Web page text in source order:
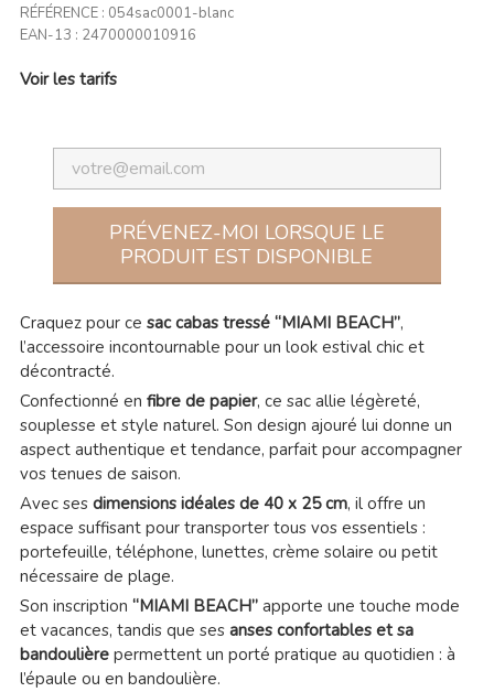
RÉFÉRENCE : 054sac0001-blanc
EAN-13 : 2470000010916
Voir les tarifs
PRÉVENEZ-MOI LORSQUE LE
PRODUIT EST DISPONIBLE
Craquez pour ce sac cabas tressé “MIAMI BEACH”,
l’accessoire incontournable pour un look estival chic et
décontracté.
Confectionné en fibre de papier, ce sac allie légèreté,
souplesse et style naturel. Son design ajouré lui donne un
aspect authentique et tendance, parfait pour accompagner
vos tenues de saison.
Avec ses dimensions idéales de 40 x 25 cm, il offre un
espace suffisant pour transporter tous vos essentiels :
portefeuille, téléphone, lunettes, crème solaire ou petit
nécessaire de plage.
Son inscription “MIAMI BEACH”apporte une touche mode
et vacances, tandis que ses anses confortables et sa
bandoulièrepermettent un porté pratique au quotidien : à
l’épaule ou en bandoulière.